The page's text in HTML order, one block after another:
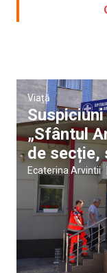
Viață
„Sfântul
de secție,
Ecaterina Arvintii